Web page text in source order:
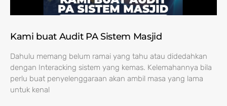
Kami buat Audit PA Sistem Masjid
Dahulu memang belum ramai yang tahu atau didedahkan
dengan Interacking sistem yang kemas. Kelemahannya bila
perlu buat penyelenggaraan akan ambil masa yang lama
untuk kenal